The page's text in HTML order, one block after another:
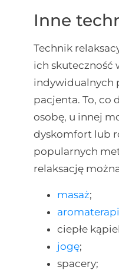
Inne
Technik
ich skuteczność
indywidualnych
pacjenta. To, co
osobę, u innej
dyskomfort lub
popularnych
relaksację
masaż;
ciepłe
jogę;
spacery;